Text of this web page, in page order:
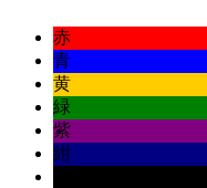
赤
青
黄
緑
紫
紺